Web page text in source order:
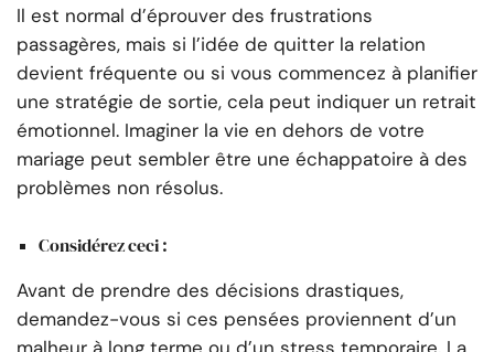
Il est normal d’éprouver des frustrations
passagères, mais si l’idée de quitter la relation
devient fréquente ou si vous commencez à planifier
une stratégie de sortie, cela peut indiquer un retrait
émotionnel. Imaginer la vie en dehors de votre
mariage peut sembler être une échappatoire à des
problèmes non résolus.
Considérez ceci :
Avant de prendre des décisions drastiques,
demandez-vous si ces pensées proviennent d’un